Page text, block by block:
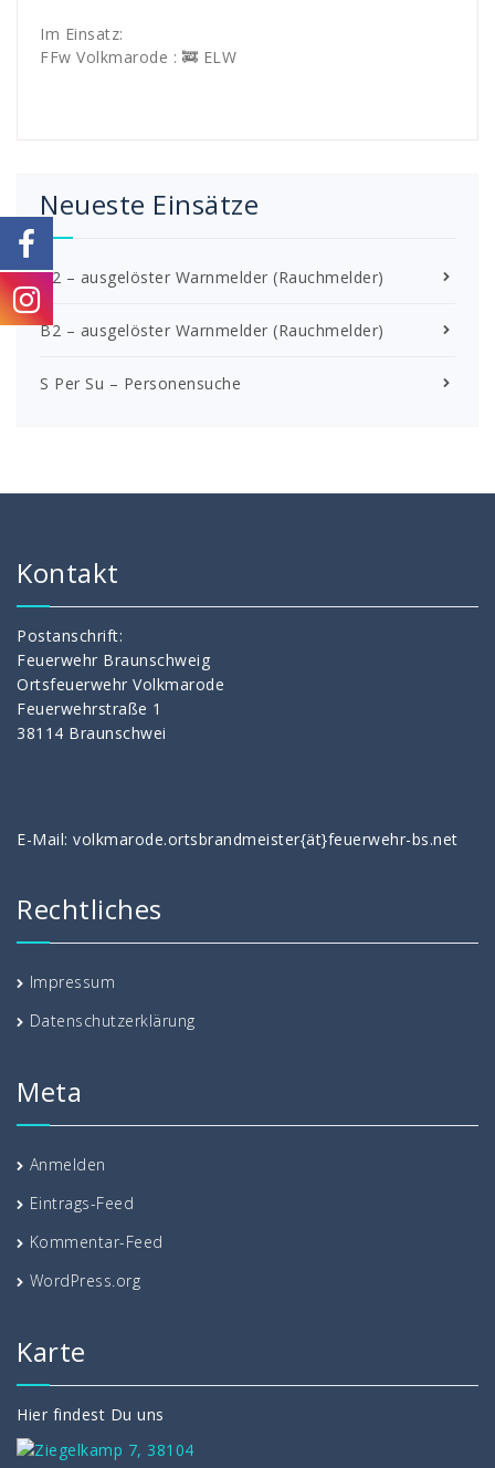
Im Einsatz:
FFw Volkmarode : 🚒 ELW
Neueste Einsätze
B2 – ausgelöster Warnmelder (Rauchmelder)
B2 – ausgelöster Warnmelder (Rauchmelder)
S Per Su – Personensuche
Kontakt
Postanschrift:
Feuerwehr Braunschweig
Ortsfeuerwehr Volkmarode
Feuerwehrstraße 1
38114 Braunschwei
E-Mail: volkmarode.ortsbrandmeister{ät}feuerwehr-bs.net
Rechtliches
Impressum
Datenschutzerklärung
Meta
Anmelden
Eintrags-Feed
Kommentar-Feed
WordPress.org
Karte
Hier findest Du uns